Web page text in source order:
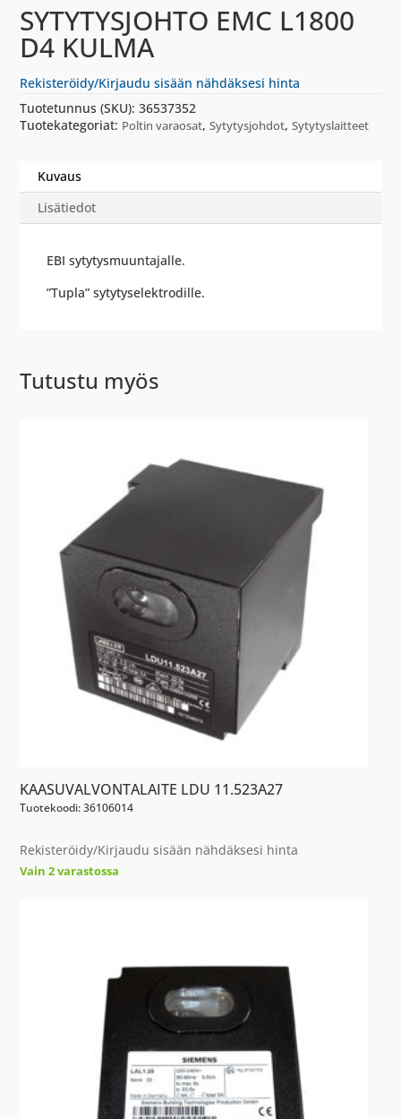
SYTYTYSJOHTO EMC L1800
D4 KULMA
Rekisteröidy/Kirjaudu sisään nähdäksesi hinta
Tuotetunnus (SKU):36537352
Tuotekategoriat: Poltin varaosat,Sytytysjohdot,Sytytyslaitteet
Kuvaus
Lisätiedot
EBI sytytysmuuntajalle.
”Tupla” sytytyselektrodille.
Tutustu myös
KAASUVALVONTALAITE LDU 11.523A27
Tuotekoodi: 36106014
Rekisteröidy/Kirjaudu sisään nähdäksesi hinta
Vain 2 varastossa